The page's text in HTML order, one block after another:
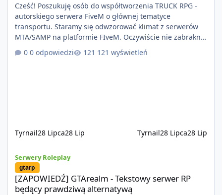
Cześć! Poszukuję osób do współtworzenia TRUCK RPG -
autorskiego serwera FiveM o głównej tematyce
transportu. Staramy się odwzorować klimat z serwerów
MTA/SAMP na platformie FIveM. Oczywiście nie zabraknie
kontentu dla graczy którzy chcą robić coś innego niż
jeździć ciężarówką. Projekt tworzony jest od podstaw z
0 odpowiedzi 121 wyświetleń
Tyrnail28 Lipca28 Lip Tyrnail28 Lipca28 Lip
Serwery Roleplay
gtarp
[ZAPOWIEDŹ] GTArealm - Tekstowy serwer RP
będący prawdziwą alternatywą